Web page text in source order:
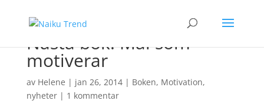
Nästa bok: Mål som
motiverar
av Helene | jan 26, 2014| Boken, Motivation,
nyheter| 1 kommentar